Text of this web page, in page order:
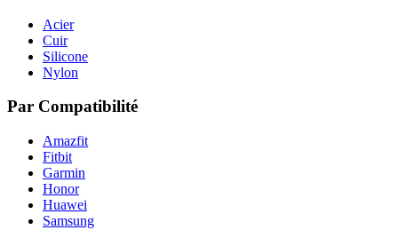
Acier
Cuir
Silicone
Nylon
Par Compatibilité
Amazfit
Fitbit
Garmin
Honor
Huawei
Samsung